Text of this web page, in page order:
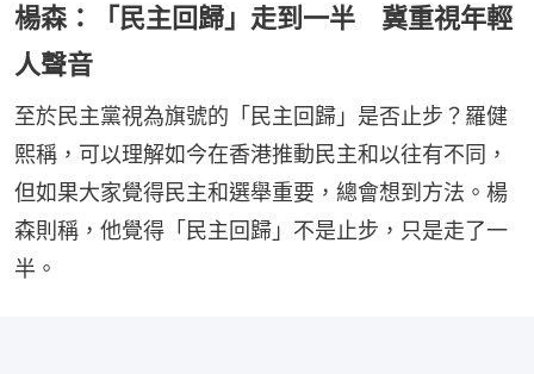
楊森：「民主回歸」走到一半 冀重視年輕
人聲音
至於民主黨視為旗號的「民主回歸」是否止步？羅健
熙稱，可以理解如今在香港推動民主和以往有不同，
但如果大家覺得民主和選舉重要，總會想到方法。楊
森則稱，他覺得「民主回歸」不是止步，只是走了一
半。